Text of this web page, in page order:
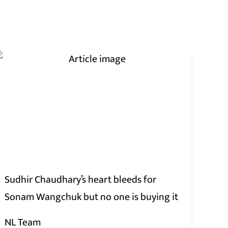
Sudhir Chaudhary’s heart bleeds for
Sonam Wangchuk but no one is buying it
NL Team